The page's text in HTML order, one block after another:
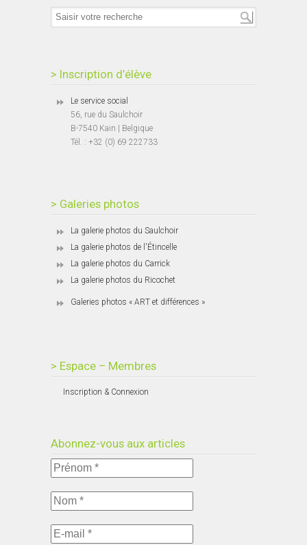
> Inscription d’élève
Le service social
56, rue du Saulchoir
B-7540 Kain | Belgique
Tél. : +32 (0) 69 222733
> Galeries photos
La galerie photos du Saulchoir
La galerie photos de l'Étincelle
La galerie photos du Carrick
La galerie photos du Ricochet
Galeries photos « ART et différences »
> Espace – Membres
Inscription & Connexion
Abonnez-vous aux articles